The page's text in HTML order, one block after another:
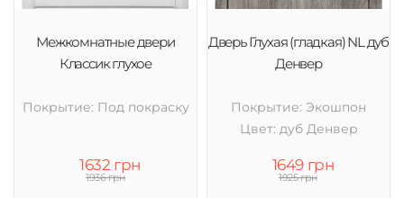
Межкомнатные двери
Классик глухое
Покрытие: Под покраску
1632 грн
1936 грн
Дверь Глухая (гладкая) NL дуб
Денвер
Покрытие: Экошпон
Цвет: дуб Денвер
1649 грн
1925 грн